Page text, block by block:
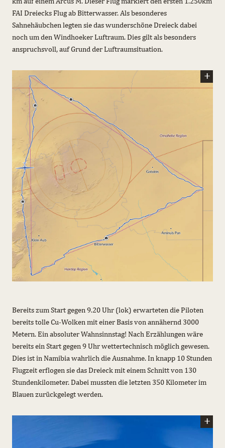
FAI Dreiecks Flug ab Bitterwasser. Als besonderes
Sahnehäubchen legten sie das wunderschöne Dreieck dabei
noch um den Windhoeker Luftraum. Dies gilt als besonders
anspruchsvoll, auf Grund der Luftraumsituation.
Bereits zum Start gegen 9.20 Uhr (lok) erwarteten die Piloten
bereits tolle Cu-Wolken mit einer Basis von annähernd 3000
Metern. Ein absoluter Wahnsinnstag! Nach Erzählungen wäre
bereits ein Start gegen 9 Uhr wettertechnisch möglich gewesen.
Dies ist in Namibia wahrlich die Ausnahme. In knapp 10 Stunden
Flugzeit erflogen sie das Dreieck mit einem Schnitt von 130
Stundenkilometer. Dabei mussten die letzten 350 Kilometer im
Blauen zurückgelegt werden.